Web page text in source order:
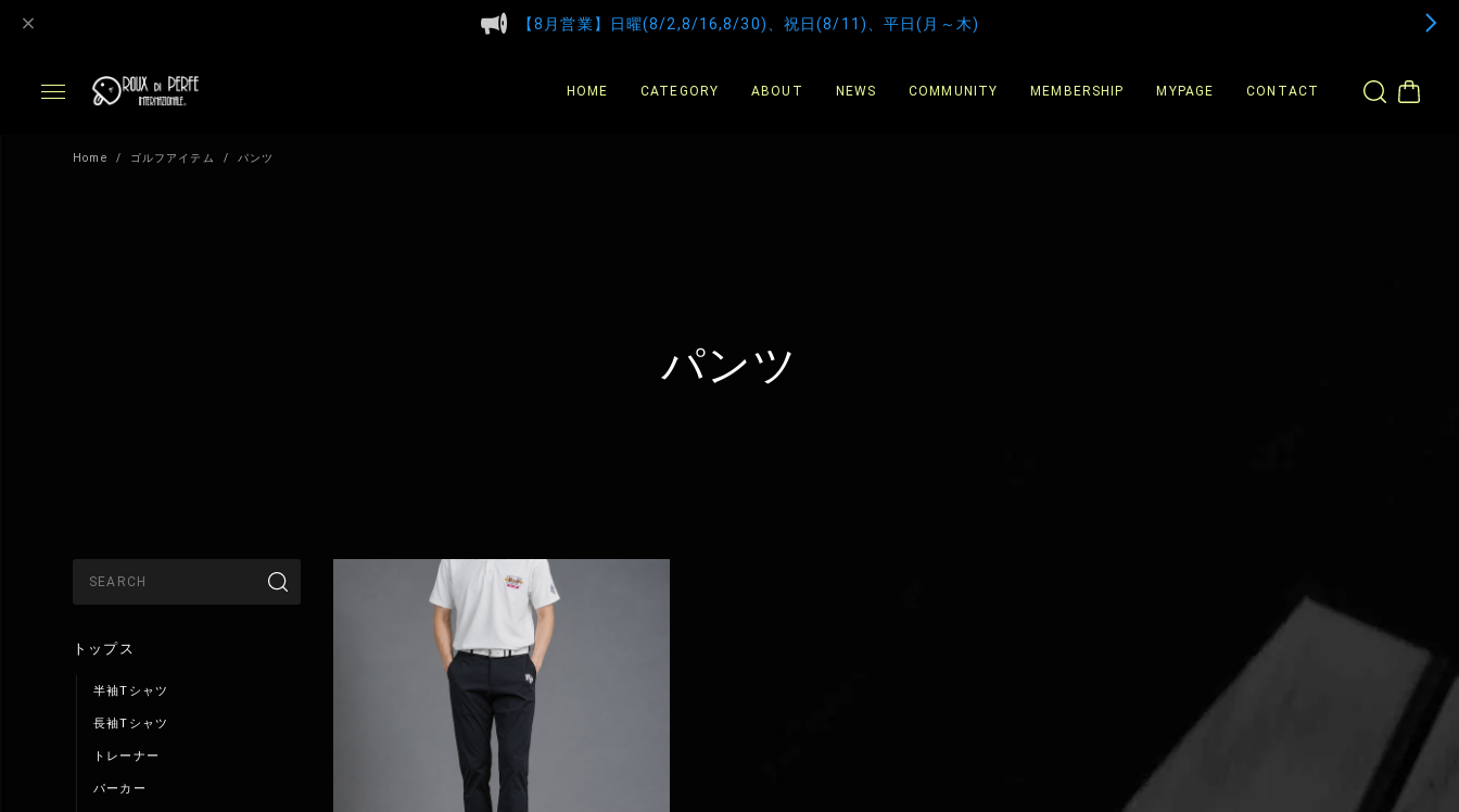
【8月営業】日曜(8/2,8/16,8/30)、祝日(8/11)、平日(月～木)
HOME CATEGORY ABOUT NEWS COMMUNITY MEMBERSHIP MYPAGE CONTACT
Home ゴルフアイテム パンツ
パンツ
トップス
半袖Tシャツ
長袖Tシャツ
トレーナー
パーカー